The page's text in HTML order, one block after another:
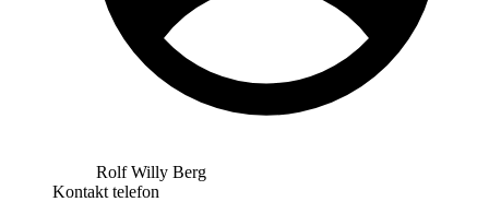
Rolf Willy Berg
Kontakt telefon